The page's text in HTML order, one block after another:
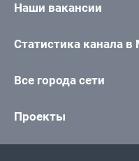
Наши вакансии
Статистика канала в
Все города сети
Проекты